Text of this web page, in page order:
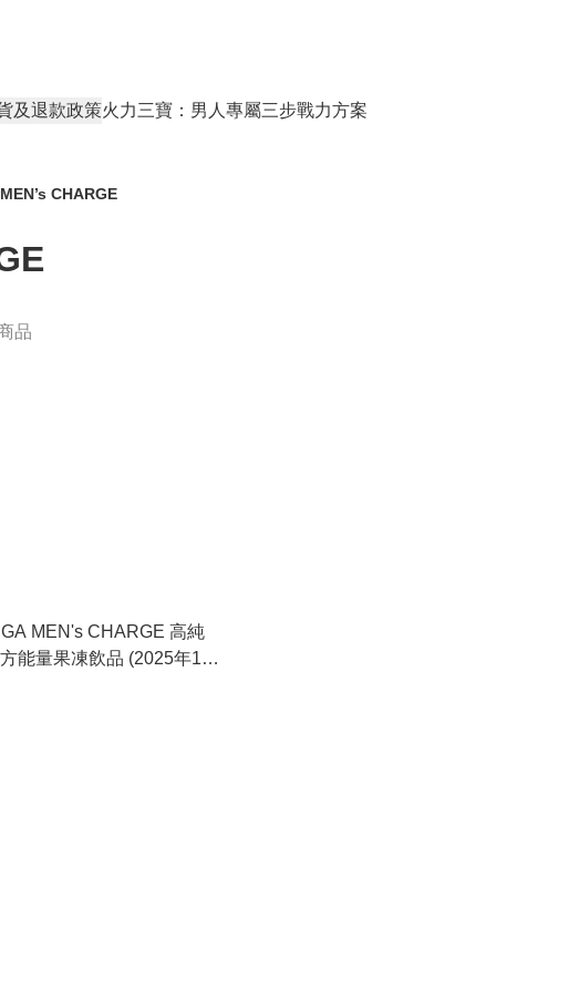
及退款政策火力三寶：男人專屬三步戰力方案
CHARGE
品
MEN's CHARGE 高純
能量果凍飲品 (2025年1